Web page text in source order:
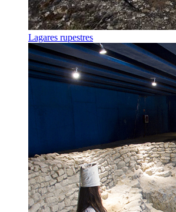
Lagares rupestres